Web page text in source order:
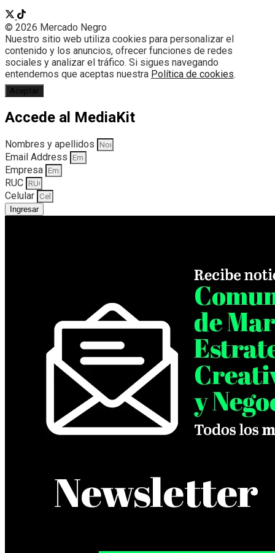
© 2026 Mercado Negro
Nuestro sitio web utiliza cookies para personalizar el
contenido y los anuncios, ofrecer funciones de redes
sociales y analizar el tráfico. Si sigues navegando
entendemos que aceptas nuestra Política de cookies.
Aceptar
Accede al MediaKit
Nombres y apellidos
Email Address
Empresa
RUC
Celular
Ingresar